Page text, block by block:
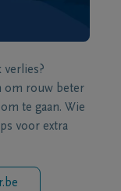
om rouw beter
te gaan. Wie
voor extra